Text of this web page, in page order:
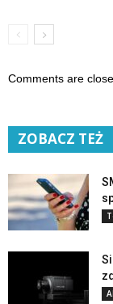
Comments are
ZOBACZ TEŻ